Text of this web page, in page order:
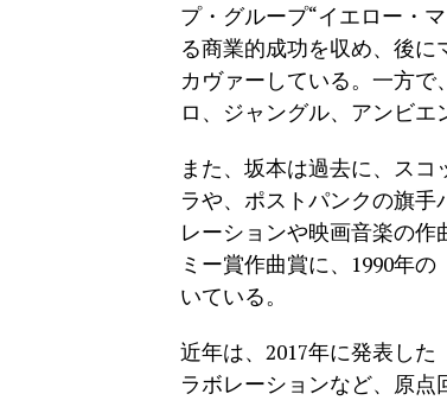
プ・グループ“イエロー・
る商業的成功を収め、後
カヴァーしている。一方
ロ、ジャングル、アンビエ
また、坂本は過去に、ス
ラや、ポストパンクの旗
レーションや映画音楽の
ミー賞作曲賞に、1990年
いている。
近年は、2017年に発表し
ラボレーションなど、原点